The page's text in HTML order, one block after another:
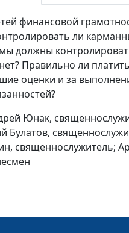
бизнесмен
для
Андрей Юнак,
священнослужитель,
Дмитрий Булатов,
священнослужитель;
священнослужитель;
Артем Сорокин,
бизнесмен
финансовой
ли
должны
Правильно ли
оценки и за
Юнак,
Булатов,
священнослужитель;